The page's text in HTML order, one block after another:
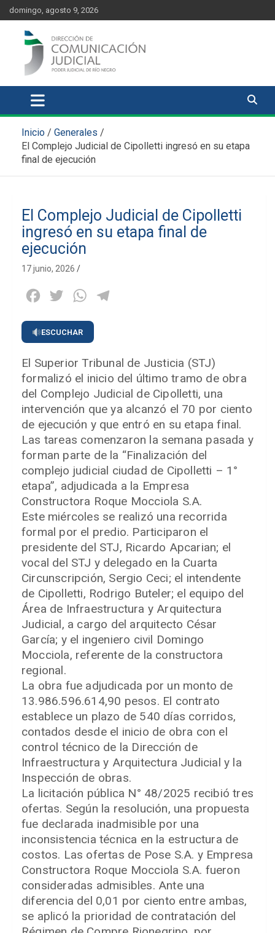
content
Skip
to
content
domingo, agosto 9, 2026
Comunicación Judicial
Inicio
Generales
El Complejo Judicial de Cipolletti ingresó en su etapa
final de ejecución
El Complejo Judicial de Cipolletti
ingresó en su etapa final de
ejecución
17 junio, 2026
Facebook
Twitter WhatsApp
ESCUCHAR
El Superior Tribunal de Justicia (STJ)
formalizó el inicio del último tramo de obra
del Complejo Judicial de Cipolletti, una
intervención que ya alcanzó el 70 por ciento
de ejecución y que entró en su etapa final.
Las tareas comenzaron la semana pasada y
forman parte de la “Finalización del
complejo judicial ciudad de Cipolletti – 1°
etapa”, adjudicada a la Empresa
Constructora Roque Mocciola S.A.
Este miércoles se realizó una recorrida
formal por el predio. Participaron el
presidente del STJ, Ricardo Apcarian; el
vocal del STJ y delegado en la Cuarta
Circunscripción, Sergio Ceci; el intendente
de Cipolletti, Rodrigo Buteler; el equipo del
Área de Infraestructura y Arquitectura
Judicial, a cargo del arquitecto César
García; y el ingeniero civil Domingo
Mocciola, referente de la constructora
regional.
La obra fue adjudicada por un monto de
13.986.596.614,90 pesos. El contrato
establece un plazo de 540 días corridos,
contados desde el inicio de obra con el
control técnico de la Dirección de
Infraestructura y Arquitectura Judicial y la
Inspección de obras.
La licitación pública N° 48/2025 recibió tres
ofertas. Según la resolución, una propuesta
fue declarada inadmisible por una
inconsistencia técnica en la estructura de
costos. Las ofertas de Pose S.A. y Empresa
Constructora Roque Mocciola S.A. fueron
consideradas admisibles. Ante una
diferencia del 0,01 por ciento entre ambas,
se aplicó la prioridad de contratación del